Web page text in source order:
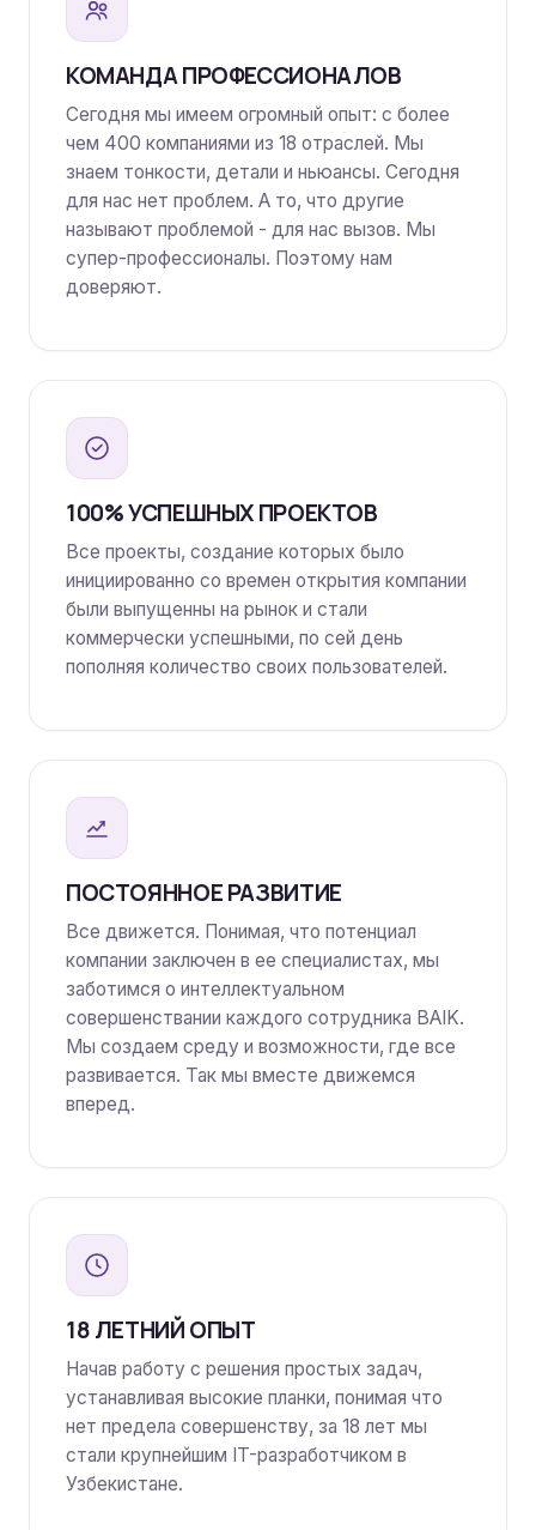
КОМАНДА ПРОФЕССИОНАЛОВ
Сегодня мы имеем огромный опыт: с более
чем 400 компаниями из 18 отраслей. Мы
знаем тонкости, детали и ньюансы. Сегодня
для нас нет проблем. А то, что другие
называют проблемой - для нас вызов. Мы
супер-профессионалы. Поэтому нам
доверяют.
100% УСПЕШНЫХ ПРОЕКТОВ
Все проекты, создание которых было
инициированно со времен открытия компании
были выпущенны на рынок и стали
коммерчески успешными, по сей день
пополняя количество своих пользователей.
ПОСТОЯННОЕ РАЗВИТИЕ
Все движется. Понимая, что потенциал
компании заключен в ее специалистах, мы
заботимся о интеллектуальном
совершенствании каждого сотрудника BAIK.
Мы создаем среду и возможности, где все
развивается. Так мы вместе движемся
вперед.
18 ЛЕТНИЙ ОПЫТ
Начав работу с решения простых задач,
устанавливая высокие планки, понимая что
нет предела совершенству, за 18 лет мы
стали крупнейшим IT-разработчиком в
Узбекистане.